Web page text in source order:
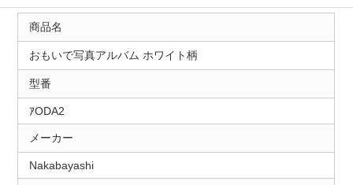
商品名
おもいで写真アルバム ホワイト柄
型番
ｱODA2
メーカー
Nakabayashi